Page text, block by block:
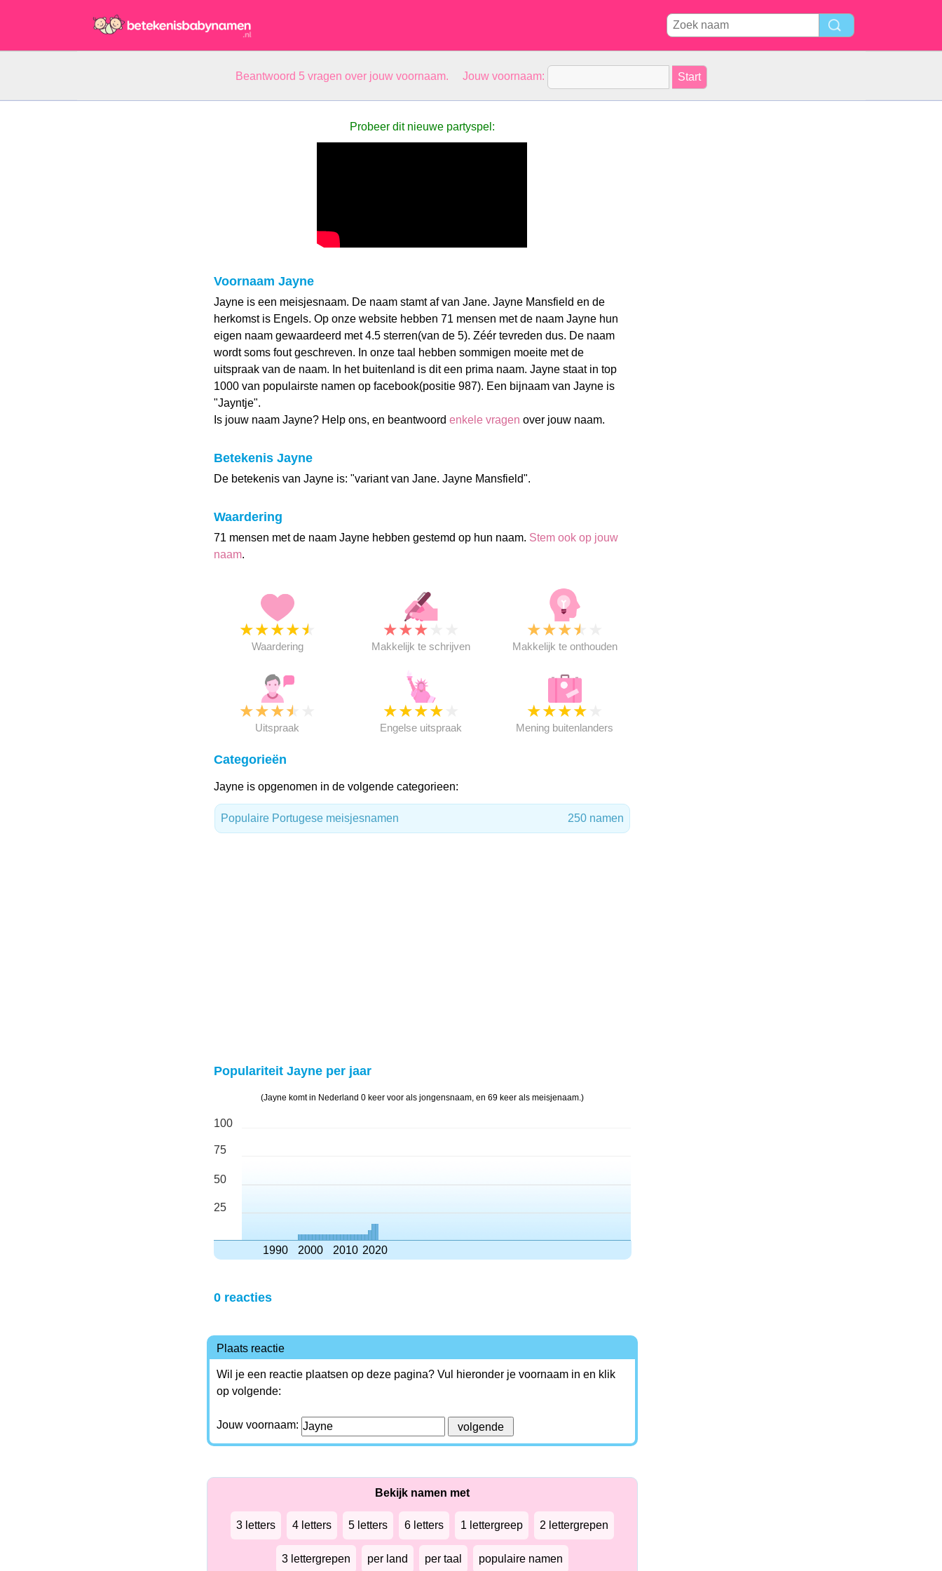
Beantwoord 5 vragen over jouw voornaam. Jouw voornaam:
Probeer dit nieuwe partyspel:
Voornaam Jayne
Jayne is een meisjesnaam. De naam stamt af van Jane. Jayne Mansfield en de
herkomst is Engels. Op onze website hebben 71 mensen met de naam Jayne hun
eigen naam gewaardeerd met 4.5 sterren(van de 5). Zéér tevreden dus. De naam
wordt soms fout geschreven. In onze taal hebben sommigen moeite met de
uitspraak van de naam. In het buitenland is dit een prima naam. Jayne staat in top
1000 van populairste namen op facebook(positie 987). Een bijnaam van Jayne is
"Jayntje".
Is jouw naam Jayne? Help ons, en beantwoord enkele vragen over jouw naam.
Betekenis Jayne
De betekenis van Jayne is: "variant van Jane. Jayne Mansfield".
Waardering
71 mensen met de naam Jayne hebben gestemd op hun naam. Stem ook op jouw
naam.
★★★★★
Waardering
★★★
Makkelijk te schrijven
★★★★
Makkelijk te onthouden
★★★★
Uitspraak
★★★★
Engelse uitspraak
★★★★
Mening buitenlanders
Categorieën
Jayne is opgenomen in de volgende categorieen:
Populaire Portugese meisjesnamen 250 namen
Populariteit Jayne per jaar
(Jayne komt in Nederland 0 keer voor als jongensnaam, en 69 keer als meisjenaam.)
100
75
50
25
1990 2000 2010 2020
0 reacties
Plaats reactie
Wil je een reactie plaatsen op deze pagina? Vul hieronder je voornaam in en klik
op volgende:
Jouw voornaam:
Bekijk namen met
3 letters 4 letters 5 letters 6 letters 1 lettergreep 2 lettergrepen
3 lettergrepen per land per taal populaire namen